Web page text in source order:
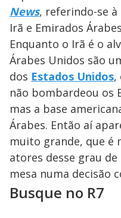
News, referindo-se
Irã e Emirados
Enquanto o Irã é o
Árabes Unidos são
dos Estados Unidos,
não bombardeou os
mas a base
Árabes. Então aí
muito grande, que é
atores desse grau
mesa numa decisão
Busque no R7